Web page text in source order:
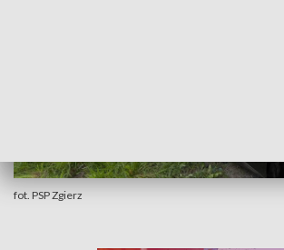
fot. PSP Zgierz